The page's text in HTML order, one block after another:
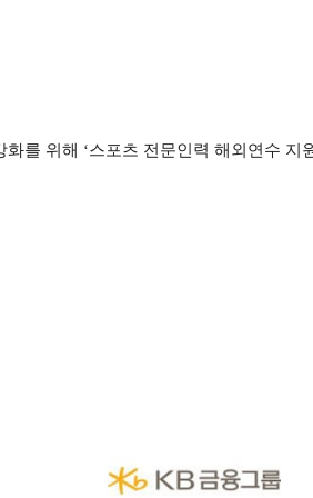
를 위해 ‘스포츠 전문인력 해외연수 지